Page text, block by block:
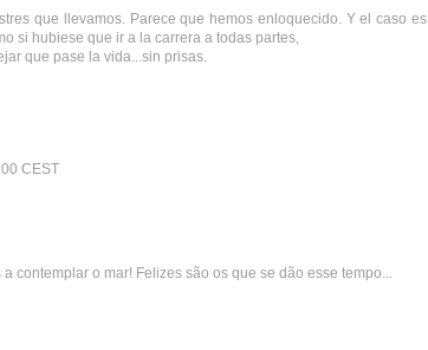
que llevamos. Parece que hemos enloquecido. Y el caso es
si hubiese que ir a la carrera a todas partes,
que pase la vida...sin prisas.
CEST
contemplar o mar! Felizes são os que se dão esse tempo...